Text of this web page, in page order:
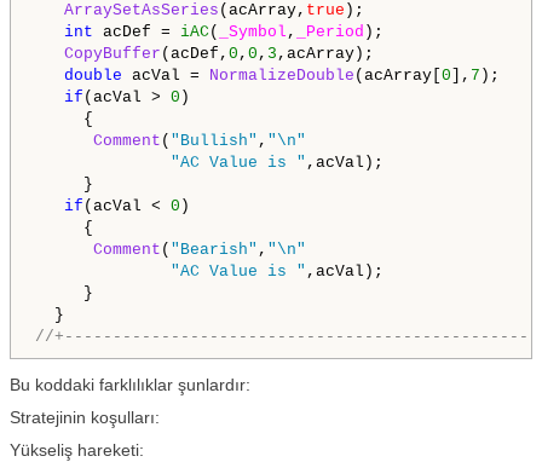
ArraySetAsSeries (acArray, true );
int acDef = iAC ( _Symbol , _Period );
CopyBuffer (acDef, 0 , 0 , 3 ,acArray);
double acVal = NormalizeDouble (acArray[ 0 ], 7 );
if (acVal > 0 )
{
Comment ( "Bullish" , "\n"
"AC Value is " ,acVal);
}
if (acVal < 0 )
{
Comment ( "Bearish" , "\n"
"AC Value is " ,acVal);
}
//
Bu koddaki farklılıklar şunlardır:
Stratejinin koşulları:
Yükseliş hareketi: